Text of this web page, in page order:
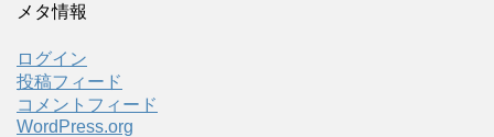
メタ情報
ログイン
投稿フィード
コメントフィード
WordPress.org